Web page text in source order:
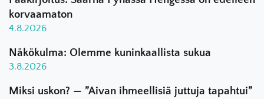
korvaamaton
4.8.2026
Näkökulma: Olemme kuninkaallista sukua
3.8.2026
Miksi uskon? — ”Aivan ihmeellisiä juttuja tapahtui”